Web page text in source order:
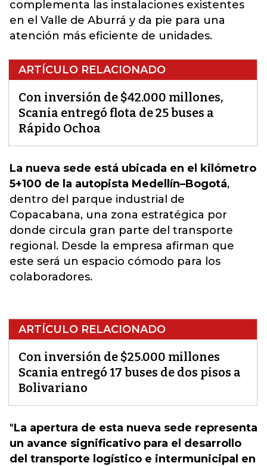
complementa las instalaciones existentes
en el Valle de Aburrá y da pie para una
atención más eficiente de unidades.
ARTÍCULO RELACIONADO
Con inversión de $42.000 millones,
Scania entregó flota de 25 buses a
Rápido Ochoa
La nueva sede está ubicada en el kilómetro
5+100 de la autopista Medellín–Bogotá,
dentro del parque industrial de
Copacabana, una zona estratégica por
donde circula gran parte del transporte
regional. Desde la empresa afirman que
este será un espacio cómodo para los
colaboradores.
ARTÍCULO RELACIONADO
Con inversión de $25.000 millones
Scania entregó 17 buses de dos pisos a
Bolivariano
"La apertura de esta nueva sede representa
un avance significativo para el desarrollo
del transporte logístico e intermunicipal en